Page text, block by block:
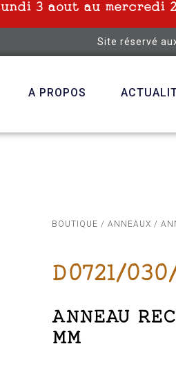
3 aout au mercredi
Site réservé
A PROPOS
BOUTIQUE / ANNEAUX /
D0721/
ANNEAU
MM